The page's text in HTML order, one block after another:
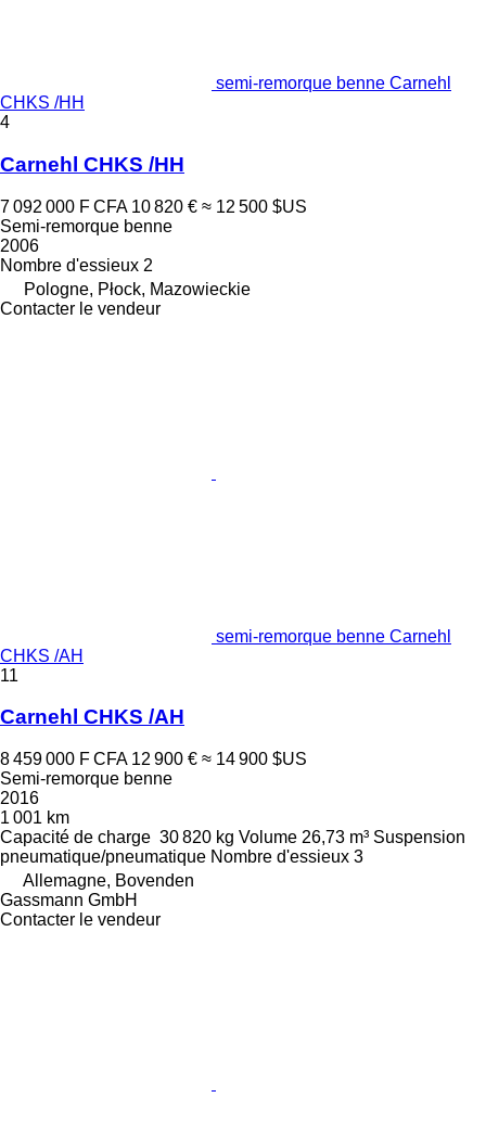
semi-remorque benne Carnehl
CHKS /HH
4
Carnehl CHKS /HH
7 092 000 F CFA 10 820 € ≈ 12 500 $US
Semi-remorque benne
2006
Nombre d'essieux 2
Pologne, Płock, Mazowieckie
Contacter le vendeur
semi-remorque benne Carnehl
CHKS /AH
11
Carnehl CHKS /AH
8 459 000 F CFA 12 900 € ≈ 14 900 $US
Semi-remorque benne
2016
1 001 km
Capacité de charge 30 820 kg Volume 26,73 m³ Suspension
pneumatique/pneumatique Nombre d'essieux 3
Allemagne, Bovenden
Gassmann GmbH
Contacter le vendeur